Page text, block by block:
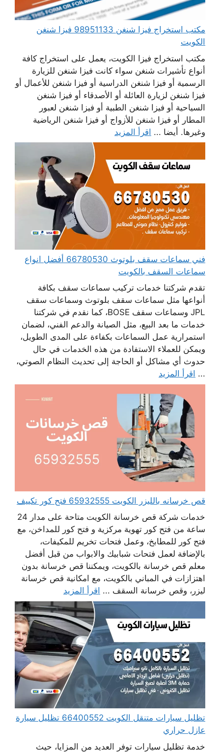
مكتب استخراج فيزا شنغن 98951133 فيزا شنغن
الكويت
مكتب استخراج فيزا الكويت، يعمل على استخراج كافة
أنواع تأشيرات شنغن سواء كانت فيزا شنغن للزيارة
الرسمية أو فيزا شنغن الدراسية أو فيزا شنغن للأعمال أو
فيزا شنغن لزيارة العائلة أو الأصدقاء أو فيزا شنغن
السياحية أو فيزا شنغن الطبية أو فيزا شنغن لعبور
المطار أو فيزا شنغن للأزواج أو فيزا شنغن الرياضية
وغيرها. أيضا ... اقرأ المزيد
فني سماعات سقف بلوتوث 66780530 أفضل انواع
سماعات السقف بالكويت
تقدم شركتنا خدمات تركيب سماعات سقف بكافة
أنواعها مثل سماعات سقف بلوتوث وسماعات سقف
JPL وسماعات سقف BOSE، كما نقدم في شركتنا
خدمات ما بعد البيع، مثل الصيانة والدعم الفني، لضمان
استمرارية عمل السماعات بكفاءة على المدى الطويل،
ويمكن للعملاء الاستفادة من هذه الخدمات في حال
حدوث أي مشاكل أو الحاجة إلى تحديث النظام الصوتي،
... اقرأ المزيد
قص خرسانه بالليزر الكويت 65932555 فتح كور تكييف
خدمات شركة قص خرسانة الكويت متاحة على مدار 24
ساعة من فتح كور تهوية مركزية و فتح كور للمداخن، مع
فتح كور للمطابخ، وعمل فتحات تخريم للمكيفات،
بالإضافة لعمل فتحات شبابيك والابواب من قبل أفضل
معلم قص خرسانة بالكويت، ويمكننا قص خرسانة بدون
اهتزازات في المباني بالكويت، مع امكانية قص خرسانة
ليزر، وقص خرسانة السقف ... اقرأ المزيد
تظليل سيارات متنقل الكويت 66400552 تظليل سيارة
عازل حراري
خدمة تظليل سيارات توفر العديد من المزايا، حيث